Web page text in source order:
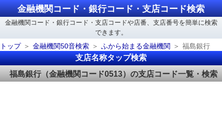
金融機関コード・銀行コード・支店コード検索
金融機関コード・銀行コード・支店コードや店番、支店番号を簡単に検索
できます。
トップ
金融機関50音検索 ふから始まる金融機関 福島銀行
支店名称タップ検索
福島銀行（金融機関コード0513）の支店コード一覧・検索